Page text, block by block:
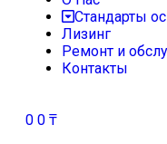
Стандарты
Лизинг
Ремонт и
Контакты
0 0 ₸